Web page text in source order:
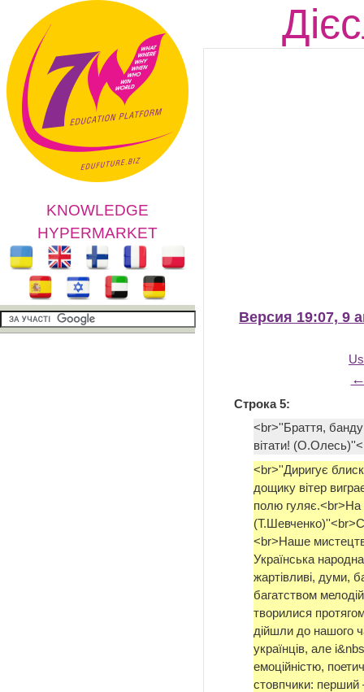
KNOWLEDGE
HYPERMARKET
Версия 19:07, 9
Строка 5:
<br>''Браття,
вітати!
<br>''Диригує
дощику вітер
полю гуляє.<br>На
<br>Наше
Українська народна
жартівливі, думи,
багатством
творилися
дійшли до нашого
українців, але
емоційністю,
стовпчики: перший